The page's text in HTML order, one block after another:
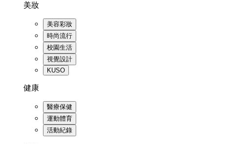
美妝
美容彩妝
時尚流行
校園生活
視覺設計
KUSO
健康
醫療保健
運動體育
活動紀錄